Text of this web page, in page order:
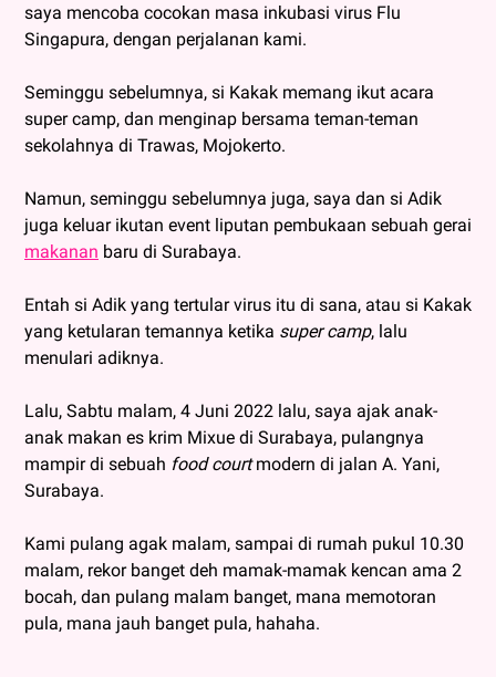
saya mencoba cocokan masa inkubasi virus Flu
Singapura, dengan perjalanan kami.
Seminggu sebelumnya, si Kakak memang ikut acara
super camp, dan menginap bersama teman-teman
sekolahnya di Trawas, Mojokerto.
Namun, seminggu sebelumnya juga, saya dan si Adik
juga keluar ikutan event liputan pembukaan sebuah gerai
makanan baru di Surabaya.
Entah si Adik yang tertular virus itu di sana, atau si Kakak
yang ketularan temannya ketika super camp, lalu
menulari adiknya.
Lalu, Sabtu malam, 4 Juni 2022 lalu, saya ajak anak-
anak makan es krim Mixue di Surabaya, pulangnya
mampir di sebuah food courtmodern di jalan A. Yani,
Surabaya.
Kami pulang agak malam, sampai di rumah pukul 10.30
malam, rekor banget deh mamak-mamak kencan ama 2
bocah, dan pulang malam banget, mana memotoran
pula, mana jauh banget pula, hahaha.